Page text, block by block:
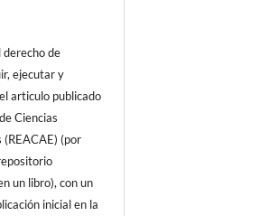
derecho de
ejecutar y
articulo publicado
Ciencias
(por
un libro), con un
inicial en la